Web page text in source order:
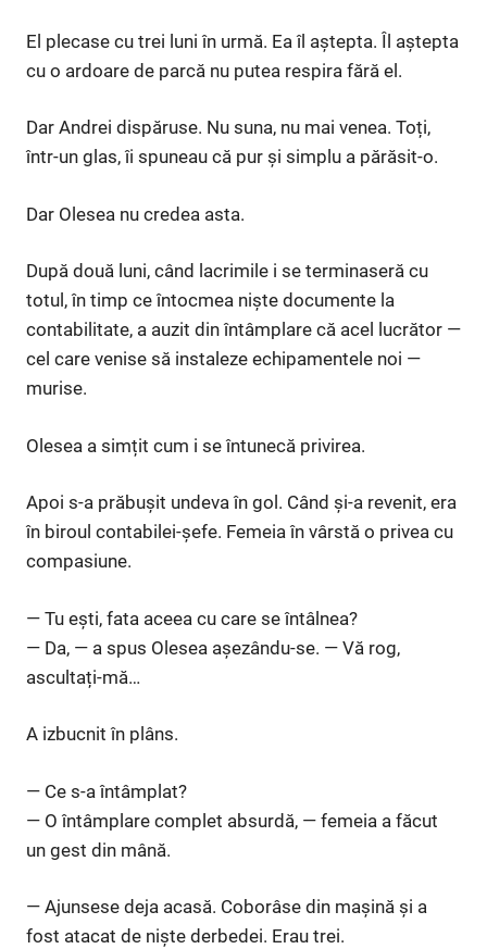
El plecase cu trei luni în urmă. Ea îl aștepta. Îl aștepta
cu o ardoare de parcă nu putea respira fără el.
Dar Andrei dispăruse. Nu suna, nu mai venea. Toți,
într-un glas, îi spuneau că pur și simplu a părăsit-o.
Dar Olesea nu credea asta.
După două luni, când lacrimile i se terminaseră cu
totul, în timp ce întocmea niște documente la
contabilitate, a auzit din întâmplare că acel lucrător —
cel care venise să instaleze echipamentele noi —
murise.
Olesea a simțit cum i se întunecă privirea.
Apoi s-a prăbușit undeva în gol. Când și-a revenit, era
în biroul contabilei-șefe. Femeia în vârstă o privea cu
compasiune.
— Tu ești, fata aceea cu care se întâlnea?
— Da, — a spus Olesea așezându-se. — Vă rog,
ascultați-mă…
A izbucnit în plâns.
— Ce s-a întâmplat?
— O întâmplare complet absurdă, — femeia a făcut
un gest din mână.
— Ajunsese deja acasă. Coborâse din mașină și a
fost atacat de niște derbedei. Erau trei.